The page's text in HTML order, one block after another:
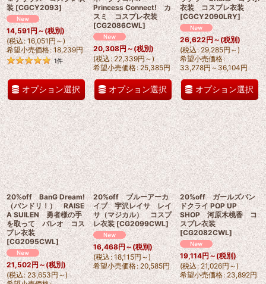
装 [CGCY2093]
14,591円～(税別)
(税込: 16,051円～)
希望小売価格: 18,239円
1件
オプション選択
Princess Connect! カ
スミ コスプレ衣装
[CG2086CWL]
20,308円～(税別)
(税込: 22,339円～)
希望小売価格: 25,385円
オプション選択
衣装 コスプレ衣装
[CGCY2090LRY]
26,622円～ (税別)
(税込: 29,285円～)
希望小売価格:
33,278円～36,104円
オプション選択
20%off BanG Dream!
（バンドリ！） RAISE
A SUILEN 勇者様の手
を取って パレオ コス
プレ衣装
[CG2095CWL]
21,502円～(税別)
(税込: 23,653円～)
20%off ブルーアーカ
イブ 宇沢レイサ レイ
サ（マジカル） コスプ
レ衣装 [CG2099CWL]
16,468円～(税別)
(税込: 18,115円～)
希望小売価格: 20,585円
20%off ガールズバン
ドクライ POP UP
SHOP 河原木桃香 コ
スプレ衣装
[CG2082CWL]
19,114円～(税別)
(税込: 21,026円～)
希望小売価格: 23,892円